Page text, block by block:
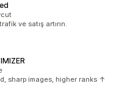
ve satış artırın.
sharp images, higher ranks ↑